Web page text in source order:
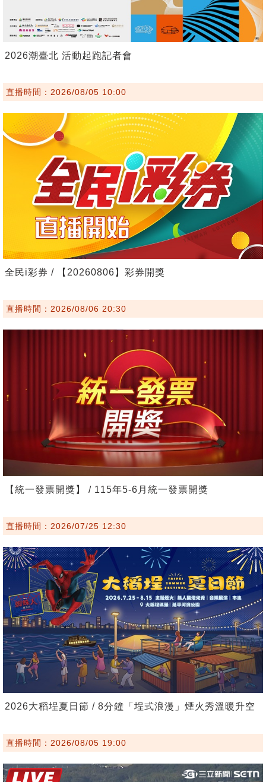
2026潮臺北 活動起跑記者會
直播時間：2026/08/05 10:00
全民i彩券 / 【20260806】彩券開獎
直播時間：2026/08/06 20:30
【統一發票開獎】 / 115年5-6月統一發票開獎
直播時間：2026/07/25 12:30
2026大稻埕夏日節 / 8分鐘「埕式浪漫」煙火秀溫暖升空
直播時間：2026/08/05 19:00